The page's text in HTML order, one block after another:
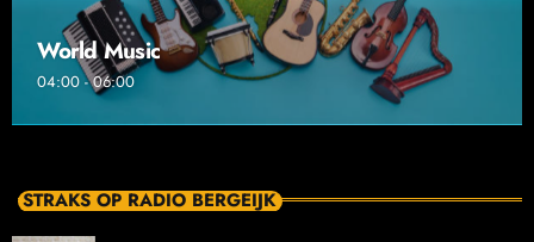
World Music
04:00 - 06:00
STRAKS OP RADIO BERGEIJK